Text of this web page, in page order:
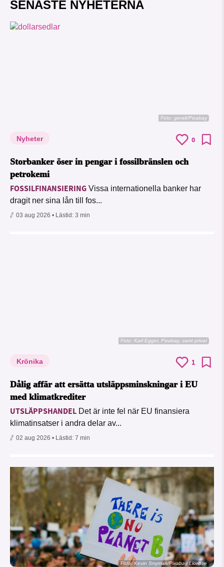
SENASTE NYHETERNA
Foto: geralt/Pixabay
Nyheter 0
Storbanker öser in pengar i fossilbränslen och
petrokemi
FOSSILFINANSIERING Vissa internationella banker har
dragit ner sina lån till fos...
03 aug 2026 • Lästid: 3 min
Foto: Karl Egger, Pixabay, samt privat
Krönika 1
Dålig affär att ersätta utsläppsminskningar i EU
med klimatkrediter
UTSLÄPPSHANDEL Det är inte fel när EU finansiera
klimatinsatser i andra delar av...
02 aug 2026 • Lästid: 7 min
Foto:Kevin Snyman/Pixabay Licence